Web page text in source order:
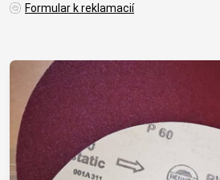
Formular k reklamacií